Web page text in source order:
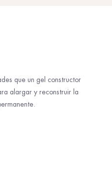
que un gel constructor
alargar y reconstruir la